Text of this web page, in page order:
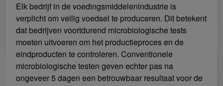
Elk bedrijf in de voedingsmiddelenindustrie is
verplicht om veilig voedsel te produceren. Dit betekent
dat bedrijven voortdurend microbiologische tests
moeten uitvoeren om het productieproces en de
eindproducten te controleren. Conventionele
microbiologische testen geven echter pas na
ongeveer 5 dagen een betrouwbaar resultaat voor de